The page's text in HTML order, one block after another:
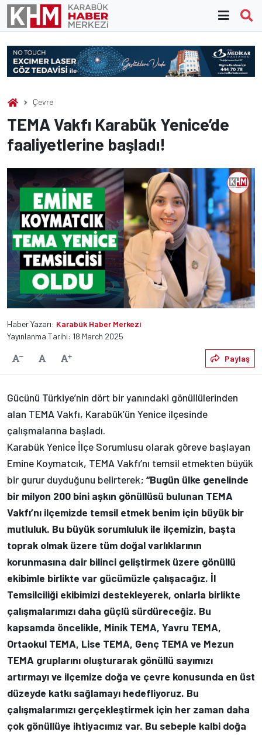
Skip
content
Çevre
TEMA Vakfı Karabük Yenice’de
faaliyetlerine başladı!
Haber Yazarı: Karabük Haber Merkezi
Yayınlanma Tarihi: 18 March 2025
Yazıyı KüçültVarsayılanYazıyı Büyüt Paylaş
Gücünü Türkiye’nin dört bir yanındaki gönüllülerinden
alan TEMA Vakfı, Karabük’ün Yenice ilçesinde
çalışmalarına başladı.
Karabük Yenice İlçe Sorumlusu olarak göreve başlayan
Emine Koymatcık, TEMA Vakfı’nı temsil etmekten büyük
bir gurur duyduğunu belirterek; “Bugün ülke genelinde
bir milyon 200 bini aşkın gönüllüsü bulunan TEMA
Vakfı’nı ilçemizde temsil etmek benim için büyük bir
mutluluk. Bu büyük sorumluluk ile ilçemizin, başta
toprak olmak üzere tüm doğal varlıklarının
korunmasına dair bilinci geliştirmek üzere gönüllü
ekibimle birlikte var gücümüzle çalışacağız. İl
Temsilciliği ekibimizi destekleyerek, onlarla birlikte
çalışmalarımızı daha güçlü sürdüreceğiz. Bu
kapsamda öncelikle, Minik TEMA, Yavru TEMA,
Ortaokul TEMA, Lise TEMA, Genç TEMA ve Mezun
TEMA gruplarını oluşturarak gönüllü sayımızı
artırmayı ve ilçemize doğa ve çevre konusunda en üst
düzeyde katkı sağlamayı hedefliyoruz. Bu
çalışmalarımızı gerçekleştirmek için her zaman daha
çok gönüllüye ihtiyacımız var. Bu sebeple kalbi doğa